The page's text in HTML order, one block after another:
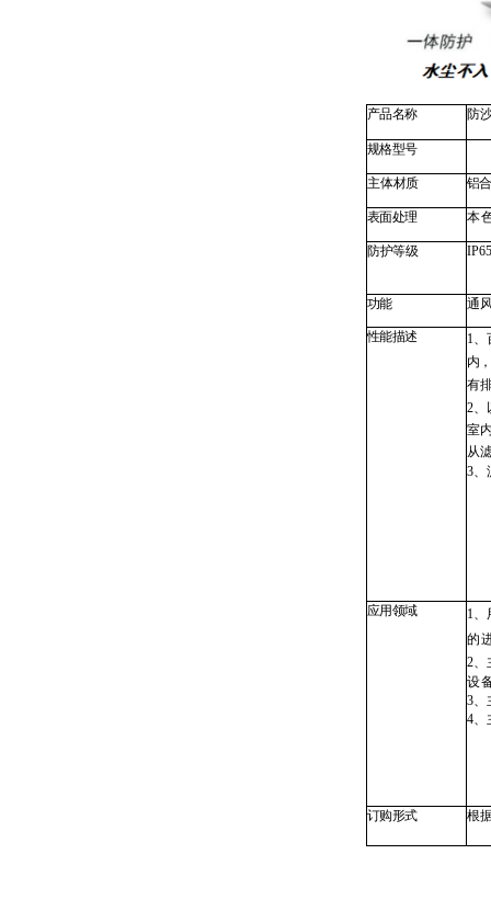
产品名称 防
规格型号
主体材质 铝
表面处理 本
防护等级
功能 通
性能描述 1
内
有
2、
室
从
3、
应用领域
1、
的
2
设
3
4
订购形式 根